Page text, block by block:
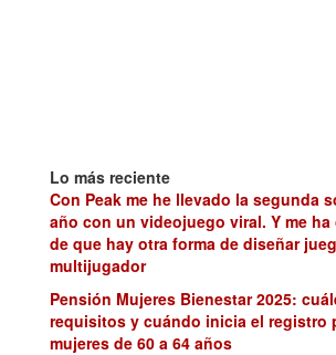
Lo más reciente
Con Peak me he llevado la segunda
año con un videojuego viral. Y me
de que hay otra forma de diseñar
multijugador
Pensión Mujeres Bienestar 2025:
requisitos y cuándo inicia el registro
mujeres de 60 a 64 años